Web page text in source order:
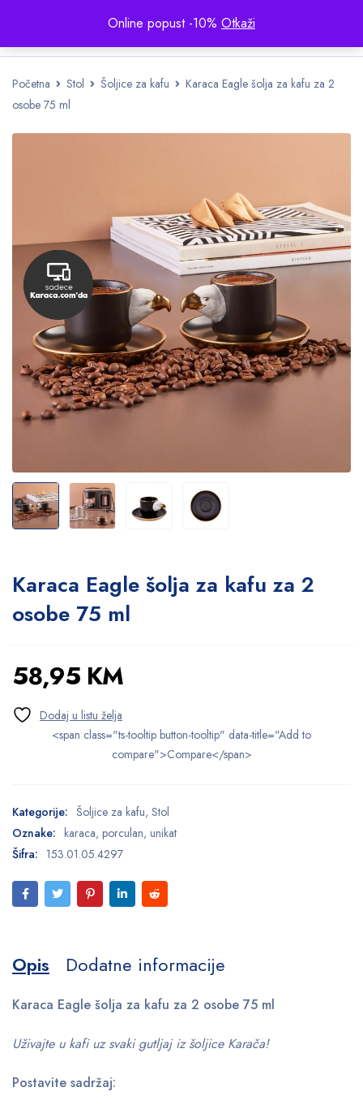
Online popust -10% Otkaži
Početna Stol Šoljice za kafu
Karaca Eagle šolja za kafu za 2
osobe 75 ml
Karaca Eagle šolja za kafu za 2
osobe 75 ml
58,95 KM
<span class="ts-tooltip button-tooltip" data-title="Add to
compare">Compare</span>
Kategorije: Šoljice za kafu, Stol
Oznake: karaca, porculan, unikat
Šifra: 153.01.05.4297
Opis Dodatne informacije
Karaca Eagle šolja za kafu za 2 osobe 75 ml
Uživajte u kafi uz svaki gutljaj iz šoljice Karača!
Postavite sadržaj: